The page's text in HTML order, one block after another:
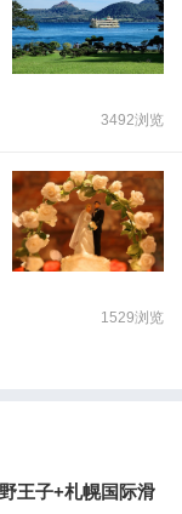
3492浏览
1529浏览
王子+札幌国际滑